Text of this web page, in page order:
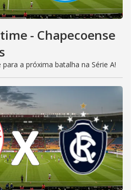
- Chapecoense
para a próxima batalha na Série A!